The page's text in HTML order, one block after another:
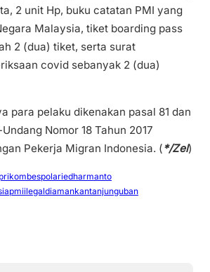
2 unit Hp, buku catatan PMI yang
Malaysia, tiket boarding pass
2 (dua) tiket, serta surat
covid sebanyak 2 (dua)
para pelaku dikenakan pasal 81 dan
Nomor 18 Tahun 2017
Pekerja Migran Indonesia. (*/Zel)
kombespolariedharmanto
pmiilegaldiamankantanjunguban